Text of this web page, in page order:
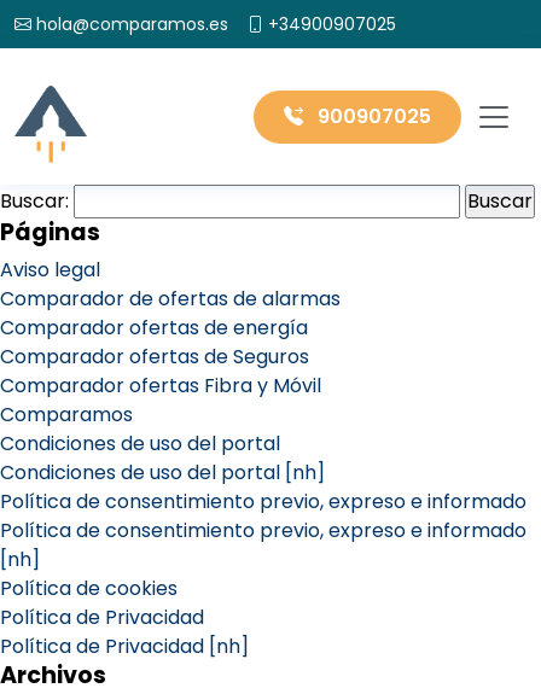
hola@comparamos.es +34900907025
900907025
Buscar:
Páginas
Aviso legal
Comparador de ofertas de alarmas
Comparador ofertas de energía
Comparador ofertas de Seguros
Comparador ofertas Fibra y Móvil
Comparamos
Condiciones de uso del portal
Condiciones de uso del portal [nh]
Política de consentimiento previo, expreso e informado
Política de consentimiento previo, expreso e informado
[nh]
Política de cookies
Política de Privacidad
Política de Privacidad [nh]
Archivos